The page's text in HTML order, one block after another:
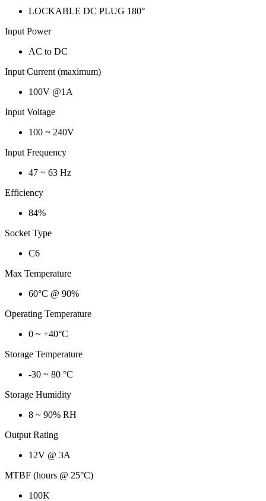
LOCKABLE DC PLUG 180°
Input Power
AC to DC
Input Current (maximum)
100V @1A
Input Voltage
100 ~ 240V
Input Frequency
47 ~ 63 Hz
Efficiency
84%
Socket Type
C6
Max Temperature
60°C @ 90%
Operating Temperature
0 ~ +40°C
Storage Temperature
-30 ~ 80 °C
Storage Humidity
8 ~ 90% RH
Output Rating
12V @ 3A
MTBF (hours @ 25°C)
100K